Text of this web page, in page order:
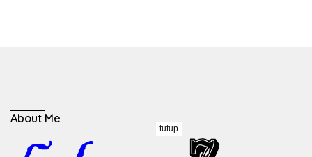
About Me
tutup